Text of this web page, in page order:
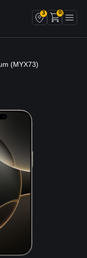
3 0
(MYX73)